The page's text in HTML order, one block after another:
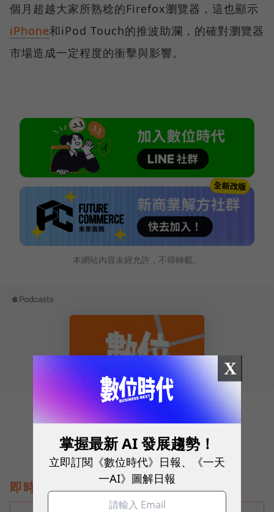
個月超越大家所熟稔的Firefox瀏覽器，這也顯示
iPhone和iPod Touch的推波助瀾，的確對瀏覽器
市場造成一定程度的衝擊與影響。
本網站內容未經允許，不得轉載。
即時熱門文章
X
掌握最新 AI 發展趨勢！
立即訂閱《數位時代》日報、《一天
一AI》圖解日報